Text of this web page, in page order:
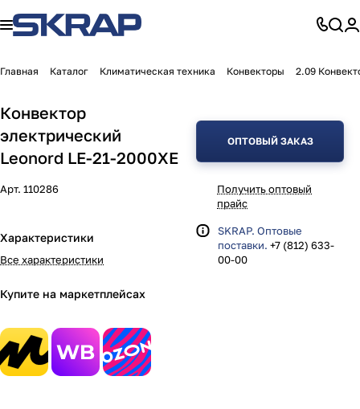
Главная Каталог Климатическая техника Конвекторы 2.09
Конвектор
электрический
Leonord LE-21-2000XE
Арт. 110286
Характеристики
Все характеристики
Купите на маркетплейсах
ОПТОВЫЙ ЗАКАЗ
Получить оптовый
прайс
SKRAP. Оптовые
поставки. +7 (812) 633-
00-00